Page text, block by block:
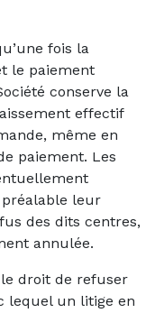
fois la
le paiement
conserve la
effectif
même en
paiement. Les
leur
des dits centres,
annulée.
droit de refuser
lequel un litige en